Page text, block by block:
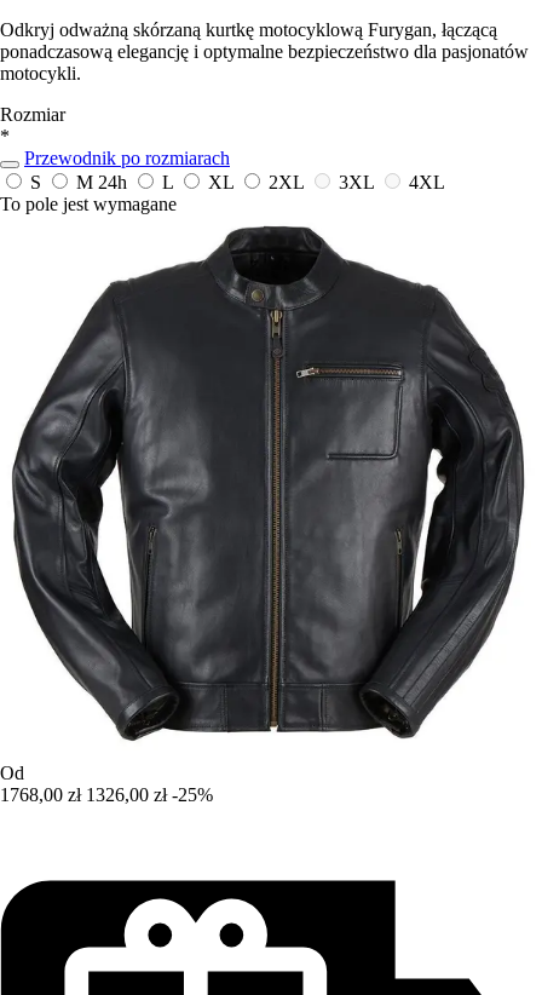
Odkryj odważną skórzaną kurtkę motocyklową Furygan, łączącą
ponadczasową elegancję i optymalne bezpieczeństwo dla pasjonatów
motocykli.
Rozmiar
*
Przewodnik po rozmiarach
S
M 24h L XL 2XL 3XL
4XL
To pole jest wymagane
Od
1768,00 zł 1326,00 zł -25%